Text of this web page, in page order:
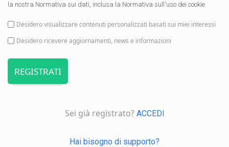
la nostra Normativa sui dati, inclusa la Normativa sull'uso dei cookie
Desidero visualizzare contenuti personalizzati basati sui miei interessi
Desidero ricevere aggiornamenti, news e informazioni
REGISTRATI
Sei già registrato? ACCEDI
Hai bisogno di supporto?